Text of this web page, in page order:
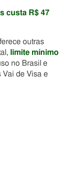
custa R$ 47
outras
limite mínimo
no Brasil e
Vai de Visa e